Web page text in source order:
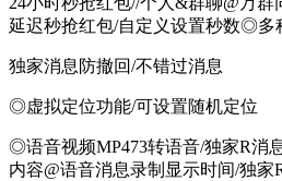
延迟秒抢红包/自定义设置秒数◎多
独家消息防撤回/不错过消息
◎虚拟定位功能/可设置随机定位
◎语音视频MP473转语音/独家R消
内容@语音消息录制显示时间/独